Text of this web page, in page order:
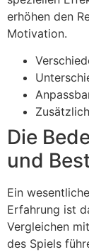
erhöhen den
Motivation.
Die
und
Ein
Erfahrung ist
Vergleichen
des Spiels